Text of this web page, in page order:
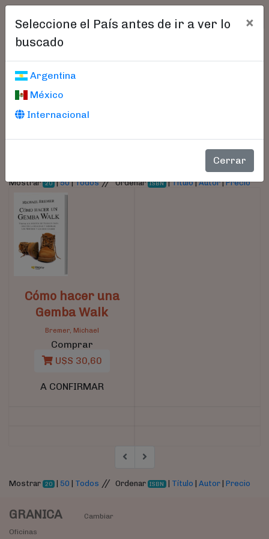
Seleccione el País antes de ir a ver lo
buscado
×
Argentina
México
Internacional
Cerrar
Libros encontrados
Parámetros
Mostrar 20 |50|Todos//Ordenar ISBN |Título|Autor|Precio
Cómo hacer una
Gemba Walk
Bremer, Michael
Comprar
U$S 30,60
A CONFIRMAR
Mostrar 20 | 50 Todos // Ordenar ISBN Título |Autor |Precio
GRANICA
Cambiar
Oficinas